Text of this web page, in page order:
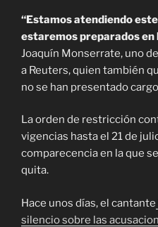
“Estamos atendiendo
estaremos preparados en
Joaquín Monserrate, uno
a Reuters, quien también
no se han presentado
La orden de restricción
vigencias hasta el 21 de
comparecencia en la que
quita.
Hace unos días, el cantante
silencio sobre las